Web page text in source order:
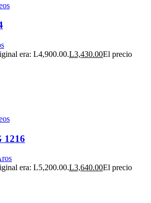
era: L4,900.00.L3,430.00El precio
1216
era: L5,200.00.L3,640.00El precio